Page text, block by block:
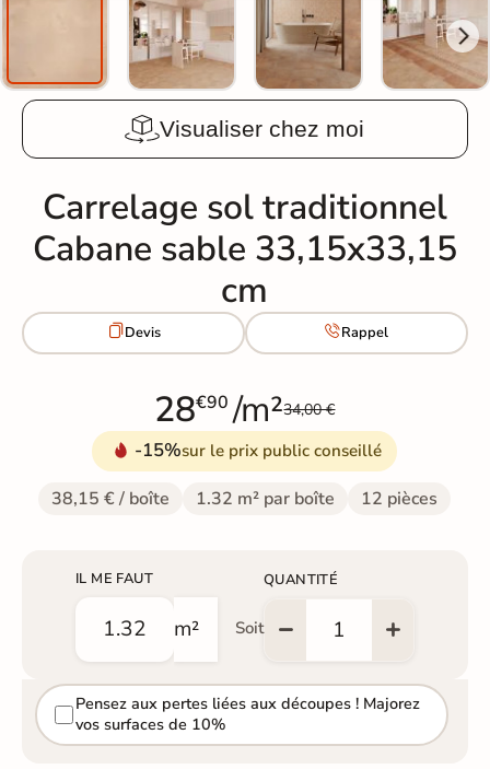
Visualiser chez moi
Carrelage sol traditionnel
Cabane sable 33,15x33,15
cm
Devis Rappel
28€90 /m²34,00 €
-15%sur le prix public conseillé
38,15 € / boîte 1.32 m² par boîte 12 pièces
IL ME FAUT
m² Soit
QUANTITÉ
Pensez aux pertes liées aux découpes ! Majorez
vos surfaces de 10%